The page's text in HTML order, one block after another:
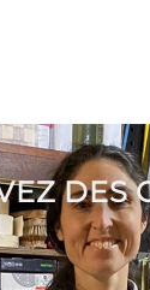
DES